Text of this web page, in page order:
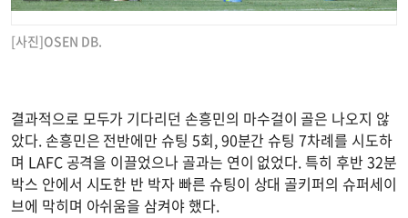
[사진]OSEN DB.
결과적으로 모두가 기다리던 손흥민의 마수걸이 골은 나오지 않
았다. 손흥민은 전반에만 슈팅 5회, 90분간 슈팅 7차례를 시도하
며 LAFC 공격을 이끌었으나 골과는 연이 없었다. 특히 후반 32분
박스 안에서 시도한 반 박자 빠른 슈팅이 상대 골키퍼의 슈퍼세이
브에 막히며 아쉬움을 삼켜야 했다.